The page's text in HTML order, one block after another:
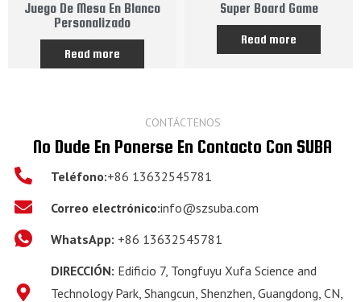
Juego De Mesa En Blanco
Personalizado
out
Read more
Super Board Game
out
Read more
CONTÁCTENOS
No Dude En Ponerse En Contacto Con SUBA
Teléfono:+86 13632545781
Correo electrónico:info@szsuba.com
WhatsApp: +86 13632545781
DIRECCIÓN: Edificio 7, Tongfuyu Xufa Science and
Technology Park, Shangcun, Shenzhen, Guangdong, CN,